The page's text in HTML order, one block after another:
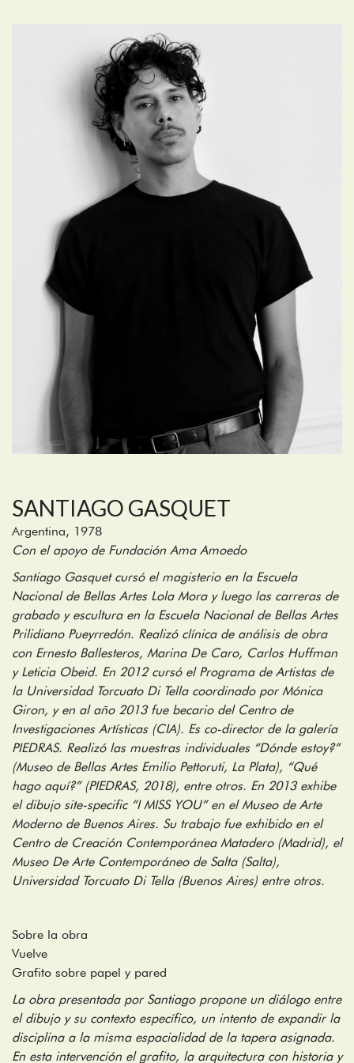
SANTIAGO GASQUET
Argentina, 1978
Con el apoyo de Fundación Ama Amoedo
Santiago Gasquet cursó el magisterio en la Escuela
Nacional de Bellas Artes Lola Mora y luego las carreras de
grabado y escultura en la Escuela Nacional de Bellas Artes
Prilidiano Pueyrredón. Realizó clínica de análisis de obra
con Ernesto Ballesteros, Marina De Caro, Carlos Huffman
y Leticia Obeid. En 2012 cursó el Programa de Artistas de
la Universidad Torcuato Di Tella coordinado por Mónica
Giron, y en al año 2013 fue becario del Centro de
Investigaciones Artísticas (CIA). Es co-director de la galería
PIEDRAS. Realizó las muestras individuales “Dónde estoy?”
(Museo de Bellas Artes Emilio Pettoruti, La Plata), “Qué
hago aquí?” (PIEDRAS, 2018), entre otros. En 2013 exhibe
el dibujo site-specific “I MISS YOU” en el Museo de Arte
Moderno de Buenos Aires. Su trabajo fue exhibido en el
Centro de Creación Contemporánea Matadero (Madrid), el
Museo De Arte Contemporáneo de Salta (Salta),
Universidad Torcuato Di Tella (Buenos Aires) entre otros.
Sobre la obra
Vuelve
Grafito sobre papel y pared
La obra presentada por Santiago propone un diálogo entre
el dibujo y su contexto específico, un intento de expandir la
disciplina a la misma espacialidad de la tapera asignada.
En esta intervención el grafito, la arquitectura con historia y